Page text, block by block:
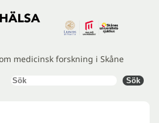
medicinsk forskning i Skåne
Sök Sök